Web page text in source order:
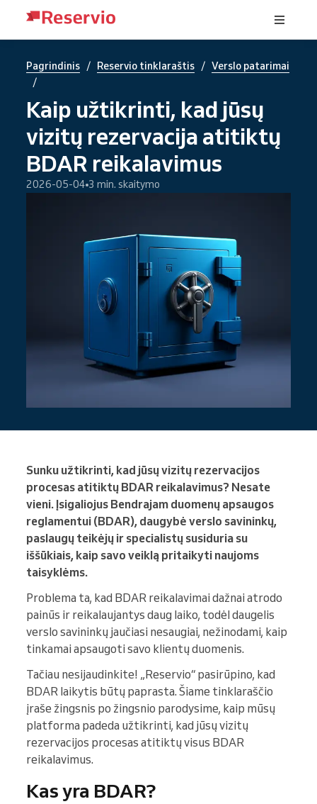
Pagrindinis / Reservio tinklaraštis / Verslo patarimai
/
Kaip užtikrinti, kad jūsų
vizitų rezervacija atitiktų
BDAR reikalavimus
2026-05-04 3 min. skaitymo
Sunku užtikrinti, kad jūsų vizitų rezervacijos
procesas atitiktų BDAR reikalavimus? Nesate
vieni. Įsigaliojus Bendrajam duomenų apsaugos
reglamentui (BDAR), daugybė verslo savininkų,
paslaugų teikėjų ir specialistų susiduria su
iššūkiais, kaip savo veiklą pritaikyti naujoms
taisyklėms.
Problema ta, kad BDAR reikalavimai dažnai atrodo
painūs ir reikalaujantys daug laiko, todėl daugelis
verslo savininkų jaučiasi nesaugiai, nežinodami, kaip
tinkamai apsaugoti savo klientų duomenis.
Tačiau nesijaudinkite! „Reservio“ pasirūpino, kad
BDAR laikytis būtų paprasta. Šiame tinklaraščio
įraše žingsnis po žingsnio parodysime, kaip mūsų
platforma padeda užtikrinti, kad jūsų vizitų
rezervacijos procesas atitiktų visus BDAR
reikalavimus.
Kas yra BDAR?